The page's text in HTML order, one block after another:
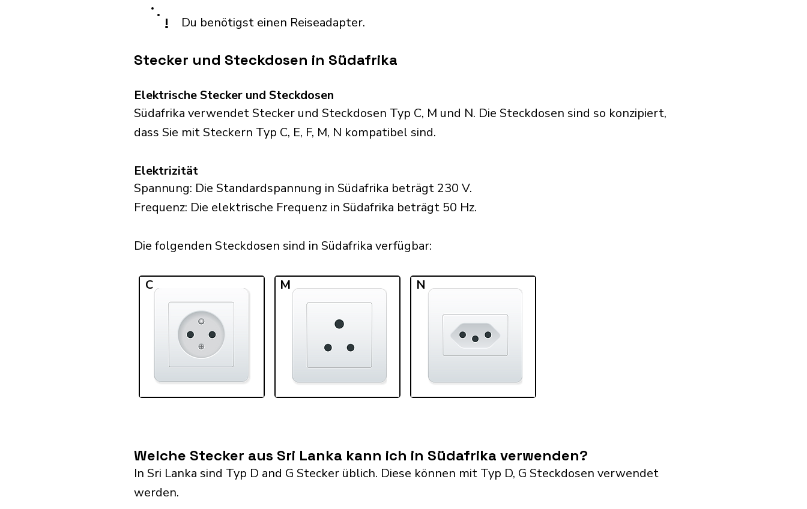
! Du benötigst einen Reiseadapter.
Stecker und Steckdosen in Südafrika
Elektrische Stecker und Steckdosen
Südafrika verwendet Stecker und Steckdosen Typ C, M und N. Die Steckdosen sind so konzipiert,
dass Sie mit Steckern Typ C, E, F, M, N kompatibel sind.
Elektrizität
Spannung: Die Standardspannung in Südafrika beträgt 230 V.
Frequenz: Die elektrische Frequenz in Südafrika beträgt 50 Hz.
Die folgenden Steckdosen sind in Südafrika verfügbar:​
C M N
Welche Stecker aus Sri Lanka kann ich in Südafrika verwenden?
In Sri Lanka sind Typ D and G Stecker üblich. Diese können mit Typ D, G Steckdosen verwendet
werden.